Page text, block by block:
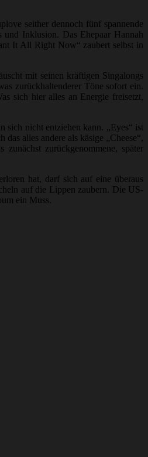
seither dennoch fünf spannende
Inklusion. Das Ehepaar Hannah
It All Right Now“ zaubert selbst in
mit seinen kräftigen Singalongs
zurückhaltenderer Töne sofort ein.
sich hier alles an Energie freisetzt,
sich nicht entziehen kann. „Eyes“ ist
alles andere als käsige „Cheese“,
zurückgenommene, später
hat, darf sich auf eine überaus
auf die Lippen zaubern. Die US-
ein Muss.